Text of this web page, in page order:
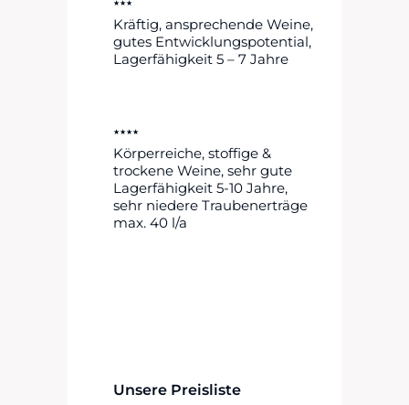
★★★
Kräftig, ansprechende Weine,
gutes Entwicklungspotential,
Lagerfähigkeit 5 – 7 Jahre
★★★★
Körperreiche, stoffige &
trockene Weine, sehr gute
Lagerfähigkeit 5-10 Jahre,
sehr niedere Traubenerträge
max. 40 l/a
Unsere Preisliste